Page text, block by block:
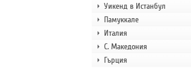
Уикенд в Истанбул
Памуккале
Италия
С. Македония
Гърция